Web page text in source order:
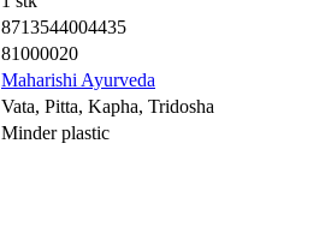
8713544004435
81000020
Maharishi Ayurveda
Vata, Pitta, Kapha, Tridosha
Minder plastic